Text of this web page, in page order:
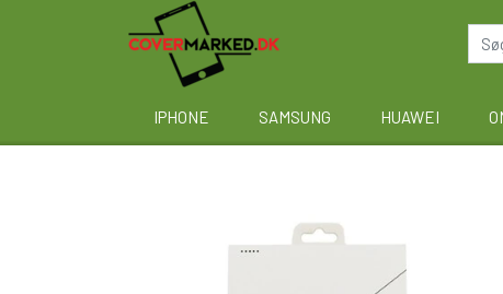
IPHONE SAMSUNG HUAWEI